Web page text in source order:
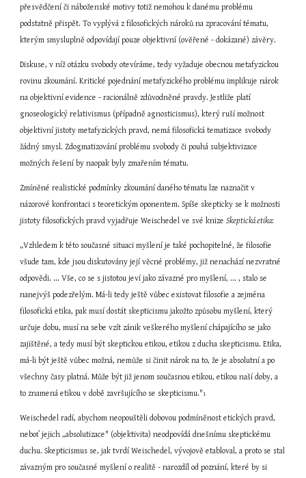
přesvědčení či náboženské motivy totiž nemohou k danému problému
podstatně přispět. To vyplývá z filosofických nároků na zpracování tématu,
kterým smysluplně odpovídají pouze objektivní (ověřené - dokázané) závěry.
Diskuse, v níž otázku svobody otevíráme, tedy vyžaduje obecnou metafyzickou
rovinu zkoumání. Kritické pojednání metafyzického problému implikuje nárok
na objektivní evidence - racionálně zdůvodněné pravdy. Jestliže platí
gnoseologický relativismus (případně agnosticismus), který ruší možnost
objektivní jistoty metafyzických pravd, nemá filosofická tematizace svobody
žádný smysl. Zdogmatizování problému svobody či pouhá subjektivizace
možných řešení by naopak byly zmařením tématu.
Zmíněné realistické podmínky zkoumání daného tématu lze naznačit v
názorové konfrontaci s teoretickým oponentem. Spíše skepticky se k možnosti
jistoty filosofických pravd vyjadřuje Weischedel ve své knize Skeptická etika:
„Vzhledem k této současné situaci myšlení je také pochopitelné, že filosofie
všude tam, kde jsou diskutovány její věcné problémy, již nenachází nezvratné
odpovědi. ... Vše, co se s jistotou jeví jako závazné pro myšlení, ... , stalo se
nanejvýš podezřelým. Má-li tedy ještě vůbec existovat filosofie a zejména
filosofická etika, pak musí dostát skepticismu jakožto způsobu myšlení, který
určuje dobu, musí na sebe vzít zánik veškerého myšlení chápajícího se jako
zajištěné, a tedy musí být skeptickou etikou, etikou z ducha skepticismu. Etika,
má-li být ještě vůbec možná, nemůže si činit nárok na to, že je absolutní a po
všechny časy platná. Může být již jenom současnou etikou, etikou naší doby, a
to znamená etikou v době završujícího se skepticismu."1
Weischedel radí, abychom neopouštěli dobovou podmíněnost etických pravd,
neboť jejich „absolutizace" (objektivita) neodpovídá dnešnímu skeptickému
duchu. Skepticismus se, jak tvrdí Weischedel, vývojově etabloval, a proto se stal
závazným pro současné myšlení o realitě - narozdíl od poznání, které by si